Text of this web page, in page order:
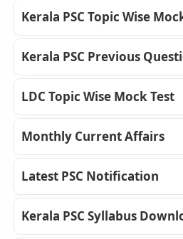
Kerala PSC Topic Wise
Kerala PSC Previous
LDC Topic Wise Mock Test
Monthly Current Affairs
Latest PSC Notification
Kerala PSC Syllabus